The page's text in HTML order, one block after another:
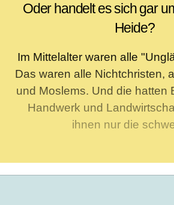
Oder handelt es sich gar
Heide?
Im Mittelalter waren alle
Das waren alle Nichtchristen,
und Moslems. Und die hatten
Handwerk und
ihnen nur die